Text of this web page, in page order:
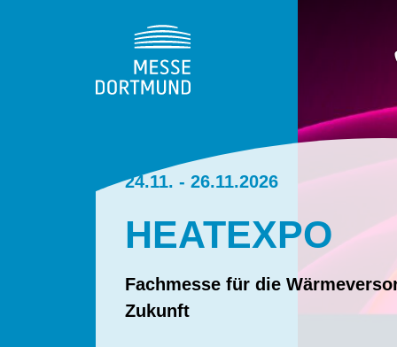
24.11. - 26.11.2026
HEATEXPO
Fachmesse für die
Zukunft